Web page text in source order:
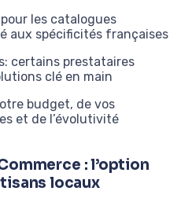
les catalogues
aux spécificités françaises
certains prestataires
clé en main
budget, de vos
et de l’évolutivité
: l’option
locaux